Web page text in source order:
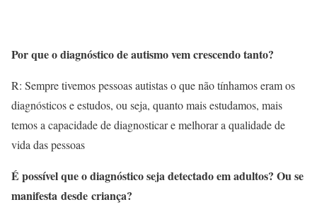
Por que o diagnóstico de autismo vem crescendo tanto?
R: Sempre tivemos pessoas autistas o que não tínhamos eram os
diagnósticos e estudos, ou seja, quanto mais estudamos, mais
temos a capacidade de diagnosticar e melhorar a qualidade de
vida das pessoas
É possível que o diagnóstico seja detectado em adultos? Ou se
manifesta desde criança?